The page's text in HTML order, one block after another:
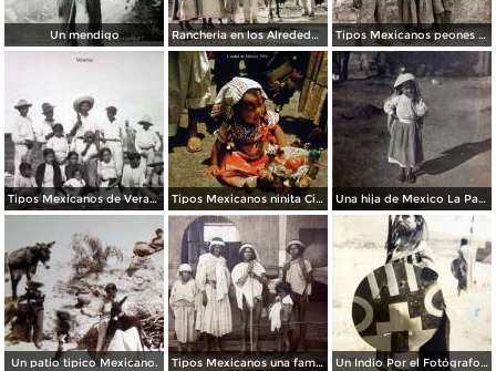
Un mendigo Rancheria en los Alrededores. Tipos Mexicanos peones 1906.
Tipos Mexicanos de Veracruz. Tipos Mexicanos ninita Ciudad de México 1954.. Una hija de Mexico La Parrila Durango 15 de Diciembre de 1907
Un patio tipico Mexicano. Tipos Mexicanos una familia tarahumara. ( Circulada el 22 de Noviembre de 1926 ). Un Indio Por el Fotógrafo Hugo Brehme. ( Circulada el 16 de Enero de 1936 ).